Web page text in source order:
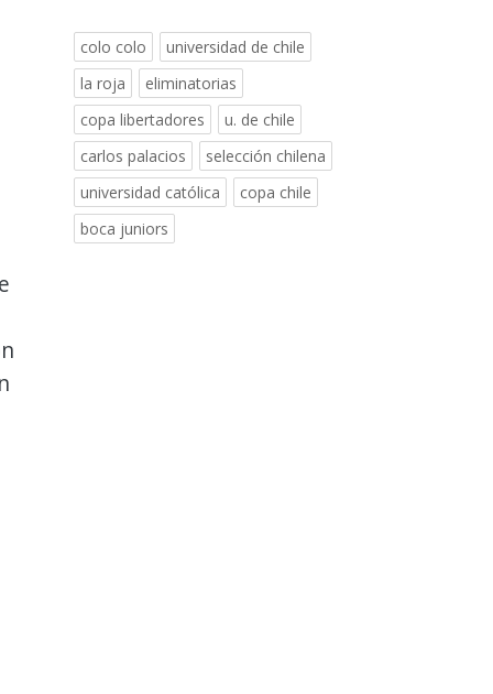
colo colo
universidad de chile
la roja
eliminatorias
copa libertadores
u. de chile
carlos palacios
selección chilena
universidad católica
copa chile
boca juniors